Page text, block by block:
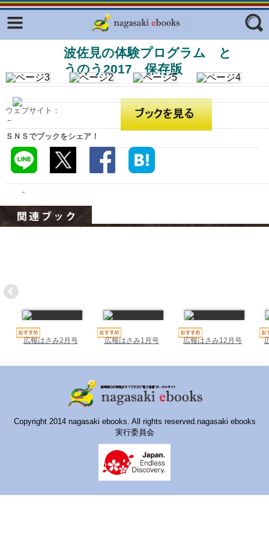
フリーワード
ジャンル
エリア
波佐見の体験プログラム と
うのう2017 保存版
ウェブサイト：
－
ＳＮＳでブックをシェア！
広報はさみ2月号 広報はさみ1月号 広報はさみ12月号
Copyright 2014 nagasaki ebooks. All rights reserved.nagasaki ebooks
実行委員会
Facebook
ふくいろキラリプロジェクト
東京観光デジタルパンフレットギャ
ラリー（TOKYO Brochures）
復興応援企画
広報誌ナビ
長崎と天草地方の潜伏キリシタン
関連遺産
いきebooks
ながよebooks
おおむらebooks
みなみしまばらebooks
さいかいイーブックス